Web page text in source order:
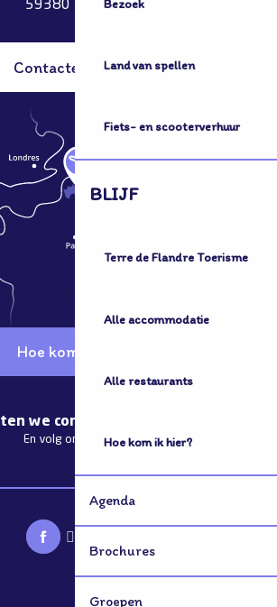
Bezoek
Land van spellen
Fiets- en scooterverhuur
BLIJF
Terre de Flandre Toerisme
Alle accommodatie
Alle restaurants
Hoe kom ik hier?
Agenda
Brochures
Groepen
59380 Bergues
Contacteer ons
Hoe kom ik hier?
we contact houden
En volg ons nieuws
op de nieuwsbrief